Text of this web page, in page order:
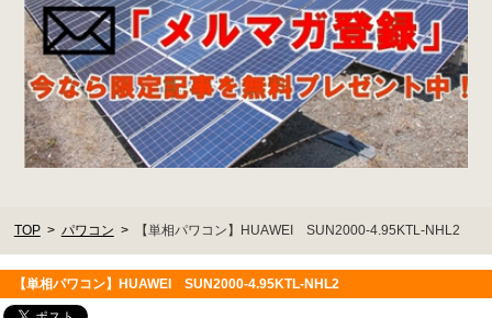
TOP パワコン 【単相パワコン】HUAWEI SUN2000-4.95KTL-NHL2
【単相パワコン】HUAWEI SUN2000-4.95KTL-NHL2